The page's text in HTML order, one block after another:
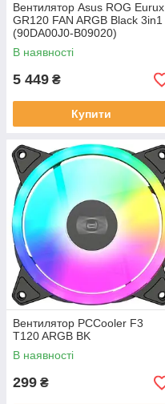
Вентилятор Asus ROG Eurux
GR120 FAN ARGB Black 3in1
(90DA00J0-B09020)
В наявності
5 449 ₴
Купити
Вентилятор PCCooler F3
T120 ARGB BK
В наявності
299 ₴